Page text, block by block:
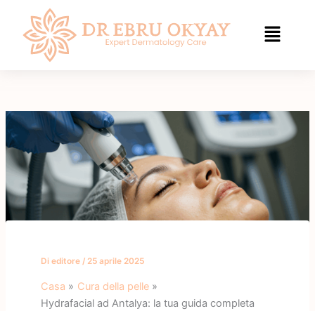
contenuto
Di editore / 25 aprile 2025
Casa
Cura della pelle
Hydrafacial ad Antalya: la tua guida completa